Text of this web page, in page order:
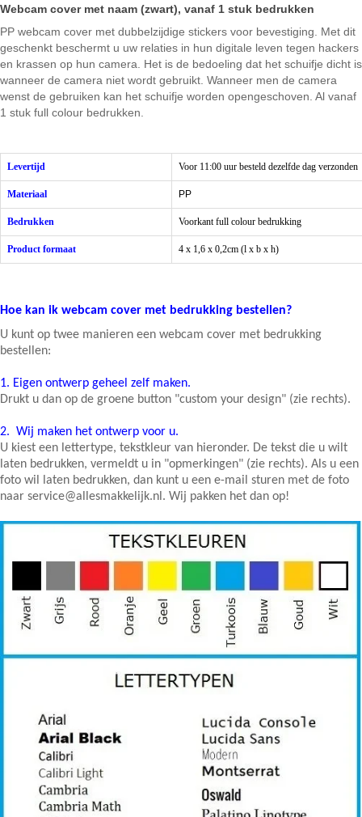
Webcam cover met naam (zwart), vanaf 1 stuk bedrukken
PP webcam cover met dubbelzijdige stickers voor bevestiging. Met dit
geschenkt beschermt u uw relaties in hun digitale leven tegen hackers
en krassen op hun camera. Het is de bedoeling dat het schuifje dicht is
wanneer de camera niet wordt gebruikt. Wanneer men de camera
wenst de gebruiken kan het schuifje worden opengeschoven. Al vanaf
1 stuk full colour bedrukken.
Levertijd Voor 11:00 uur besteld dezelfde dag verzonden
Materiaal PP
Bedrukken Voorkant full colour bedrukking
Product formaat 4 x 1,6 x 0,2cm (l x b x h)
Hoe kan ik webcam cover met bedrukking bestellen?
U kunt op twee manieren een webcam cover met bedrukking
bestellen:
1. Eigen ontwerp geheel zelf maken.
Drukt u dan op de groene button "custom your design" (zie rechts).
2. Wij maken het ontwerp voor u.
U kiest een lettertype, tekstkleur van hieronder. De tekst die u wilt
laten bedrukken, vermeldt u in "opmerkingen" (zie rechts). Als u een
foto wil laten bedrukken, dan kunt u een e-mail sturen met de foto
naar service@allesmakkelijk.nl. Wij pakken het dan op!